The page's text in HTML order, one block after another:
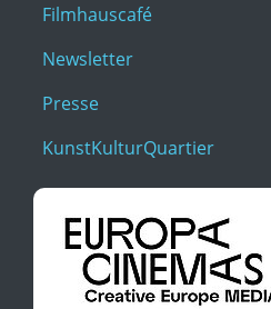
Filmhauscafé
Newsletter
Presse
KunstKulturQuartier